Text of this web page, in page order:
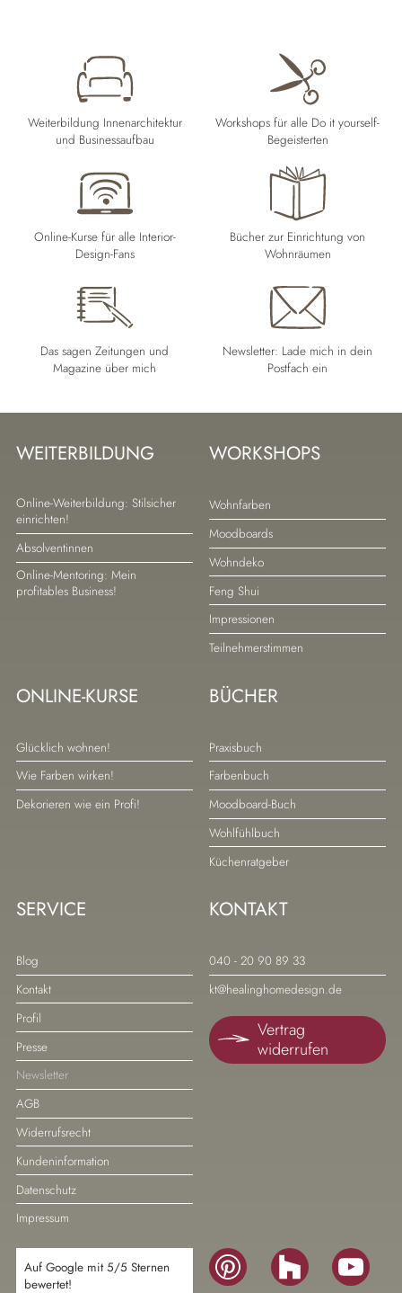
Weiterbildung Innenarchitektur
und Businessaufbau
Workshops für alle Do it yourself-
Begeisterten
Online-Kurse für alle Interior-
Design-Fans
Bücher zur Einrichtung von
Wohnräumen
Das sagen Zeitungen und
Magazine über mich
Newsletter: Lade mich in dein
Postfach ein
WEITERBILDUNG
Navigation
überspringen
Online-Weiterbildung: Stilsicher
einrichten!
Absolventinnen
Online-Mentoring: Mein
profitables Business!
WORKSHOPS
Navigation
überspringen
Wohnfarben
Moodboards
Wohndeko
Feng Shui
Impressionen
Teilnehmerstimmen
ONLINE-KURSE
Navigation
überspringen
Glücklich wohnen!
Wie Farben wirken!
Dekorieren wie ein Profi!
BÜCHER
Navigation
überspringen
Praxisbuch
Farbenbuch
Moodboard-Buch
Wohlfühlbuch
Küchenratgeber
SERVICE
Navigation
überspringen
Blog
Kontakt
Profil
Presse
Newsletter
AGB
Widerrufsrecht
Kundeninformation
Datenschutz
Impressum
KONTAKT
Navigation
überspringen
040 - 20 90 89 33
kt@healinghomedesign.de
Vertrag
widerrufen
Auf Google mit 5/5 Sternen
bewertet!
Navigation
überspringen